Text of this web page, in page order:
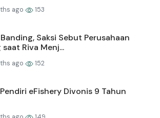
ago 153
Saksi Sebut Perusahaan
Riva Menj...
ago 152
eFishery Divonis 9 Tahun